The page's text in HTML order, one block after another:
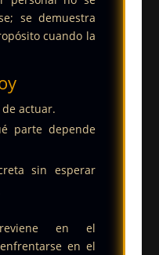
se demuestra
cuando la
actuar.
parte depende
sin esperar
en el
en el